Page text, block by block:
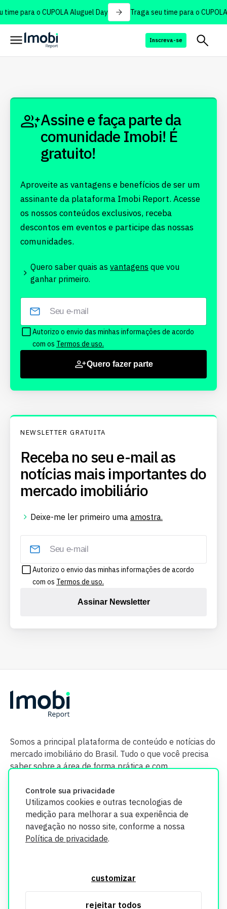
para o CUPOLA Aluguel Day Traga seu time para o
Inscreva-se
Controle sua privacidade
Utilizamos cookies e outras tecnologias de
medição para melhorar a sua experiência de
navegação no nosso site, conforme a nossa
Política de privacidade.
customizar
rejeitar todos
Assine e faça parte da
comunidade Imobi! É
gratuito!
Aproveite as vantagens e benefícios de ser um
assinante da plataforma Imobi Report. Acesse
os nossos conteúdos exclusivos, receba
descontos em eventos e participe das nossas
comunidades.
Quero saber quais as vantagens que vou
ganhar primeiro.
Autorizo o envio das minhas informações de acordo
com os Termos de uso.
Quero fazer parte
NEWSLETTER GRATUITA
Receba no seu e-mail as
notícias mais importantes do
mercado imobiliário
Deixe-me ler primeiro uma amostra.
Autorizo o envio das minhas informações de acordo
com os Termos de uso.
Assinar Newsletter
Somos a principal plataforma de conteúdo e notícias do
mercado imobiliário do Brasil. Tudo o que você precisa
saber sobre a área de forma prática e com
segurança. Todos os dados coletados em nosso site são
utilizados exclusivamente para fins de aprimoramento de
informações, consulte nossa Política de Privacidade.